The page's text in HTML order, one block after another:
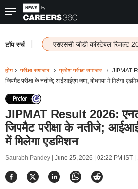
टॉप सर्च एसएससी जीडी कांस्टेबल रिजल्ट
होम परीक्षा समाचार प्रवेश परीक्षा समाचार
JIPMAT
जिपमैट परीक्षा के नतीजे; आईआईएम जम्मू, बोधगया में मिलेगा
JIPMAT Result 2026:
जिपमैट परीक्षा के नतीजे;
में मिलेगा एडमिशन
Saurabh Pandey | June 25, 2026 | 02:22 PM IST|